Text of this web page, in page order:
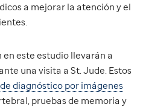
a mejorar la atención y el
este estudio llevarán a
una visita a St. Jude. Estos
diagnóstico por imágenes
pruebas de memoria y